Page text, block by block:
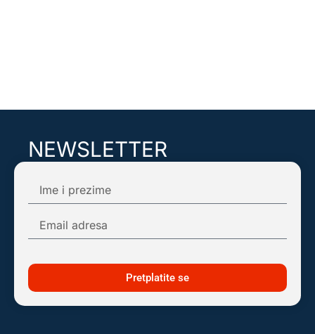
NEWSLETTER
dobijali obaveštenja o najnovijim dešavanjima!
Pretplatite se